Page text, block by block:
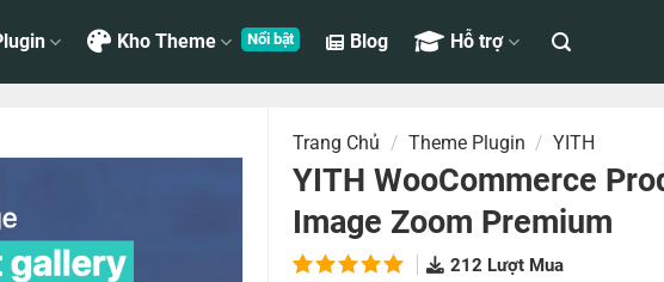
Kho Theme Blog Hỗ trợ
Trang Chủ / Theme Plugin / YITH
YITH WooCommerce
Image Zoom Premium
212 Lượt Mua